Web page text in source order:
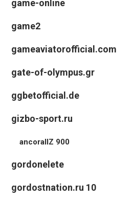
game-online
game2
gameaviatorofficial.com
gate-of-olympus.gr
ggbetofficial.de
gizbo-sport.ru
ancorallZ 900
gordonelete
gordostnation.ru 10